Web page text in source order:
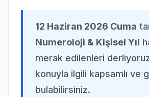
12 Haziran 2026 Cuma
Numeroloji & Kişisel Yıl
merak edilenleri
konuyla ilgili kapsamlı ve
bulabilirsiniz.